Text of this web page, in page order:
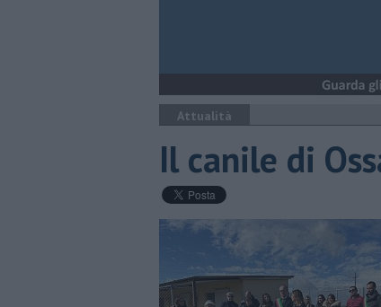
Attualità
Il canile di